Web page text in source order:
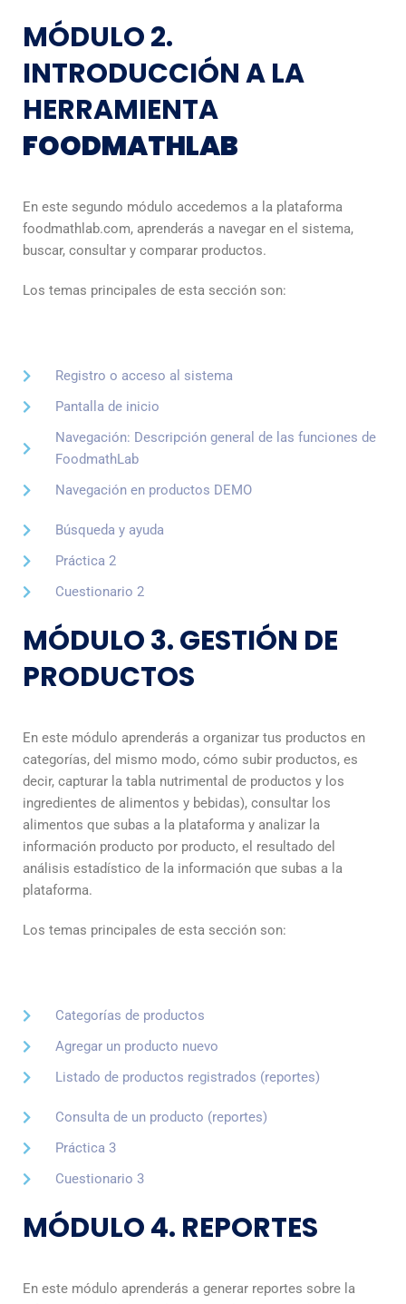
MÓDULO 2.
INTRODUCCIÓN A LA
HERRAMIENTA
FOODMATHLAB
En este segundo módulo accedemos a la plataforma
foodmathlab.com, aprenderás a navegar en el sistema,
buscar, consultar y comparar productos.
Los temas principales de esta sección son:
Registro o acceso al sistema
Pantalla de inicio
Navegación: Descripción general de las funciones de
FoodmathLab
Navegación en productos DEMO
Búsqueda y ayuda
Práctica 2
Cuestionario 2
MÓDULO 3. GESTIÓN DE
PRODUCTOS
En este módulo aprenderás a organizar tus productos en
categorías, del mismo modo, cómo subir productos, es
decir, capturar la tabla nutrimental de productos y los
ingredientes de alimentos y bebidas), consultar los
alimentos que subas a la plataforma y analizar la
información producto por producto, el resultado del
análisis estadístico de la información que subas a la
plataforma.
Los temas principales de esta sección son:
Categorías de productos
Agregar un producto nuevo
Listado de productos registrados (reportes)
Consulta de un producto (reportes)
Práctica 3
Cuestionario 3
MÓDULO 4. REPORTES
En este módulo aprenderás a generar reportes sobre la